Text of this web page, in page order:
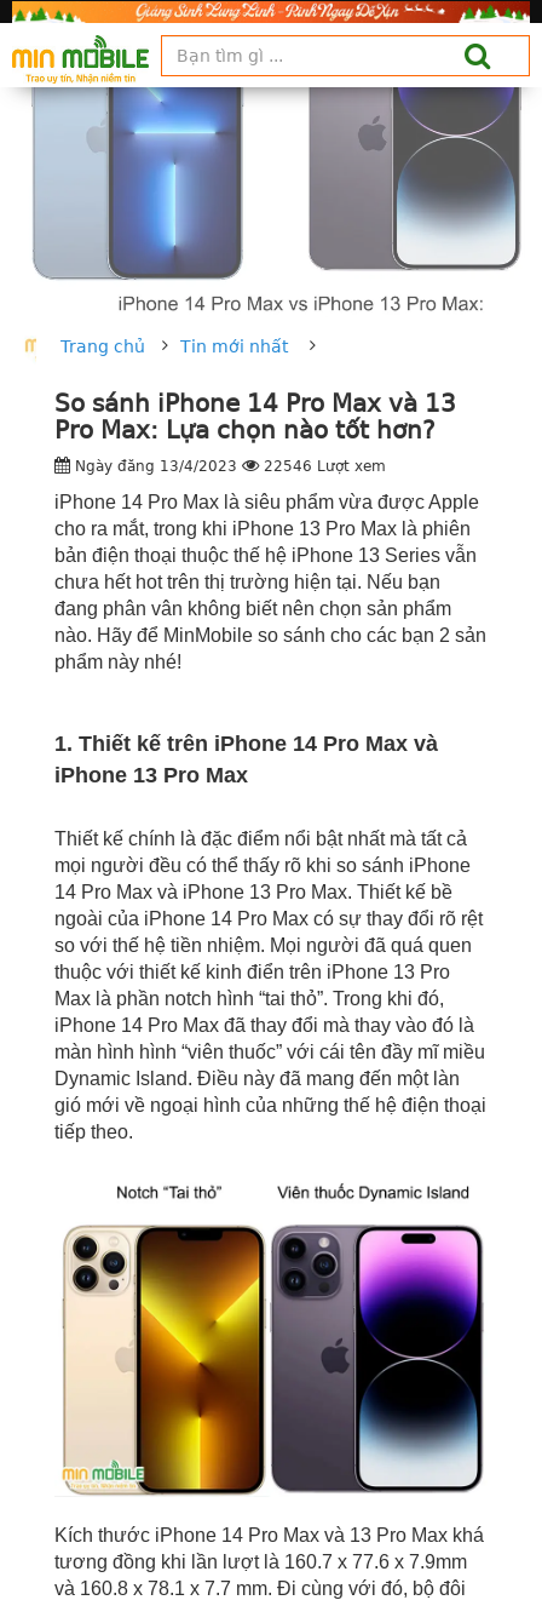
Trang chủ Tin mới nhất
So sánh iPhone 14 Pro Max và 13
Pro Max: Lựa chọn nào tốt hơn?
Ngày đăng 13/4/2023 22546 Lượt xem
iPhone 14 Pro Max là siêu phẩm vừa được Apple
cho ra mắt, trong khi iPhone 13 Pro Max là phiên
bản điện thoại thuộc thế hệ iPhone 13 Series vẫn
chưa hết hot trên thị trường hiện tại. Nếu bạn
đang phân vân không biết nên chọn sản phẩm
nào. Hãy để MinMobile so sánh cho các bạn 2 sản
phẩm này nhé!
1. Thiết kế trên iPhone 14 Pro Max và
iPhone 13 Pro Max
Thiết kế chính là đặc điểm nổi bật nhất mà tất cả
mọi người đều có thể thấy rõ khi so sánh iPhone
14 Pro Max và iPhone 13 Pro Max. Thiết kế bề
ngoài của iPhone 14 Pro Max có sự thay đổi rõ rệt
so với thế hệ tiền nhiệm. Mọi người đã quá quen
thuộc với thiết kế kinh điển trên iPhone 13 Pro
Max là phần notch hình “tai thỏ”. Trong khi đó,
iPhone 14 Pro Max đã thay đổi mà thay vào đó là
màn hình hình “viên thuốc” với cái tên đầy mĩ miều
Dynamic Island. Điều này đã mang đến một làn
gió mới về ngoại hình của những thế hệ điện thoại
tiếp theo.
Kích thước iPhone 14 Pro Max và 13 Pro Max khá
tương đồng khi lần lượt là 160.7 x 77.6 x 7.9mm
và 160.8 x 78.1 x 7.7 mm. Đi cùng với đó, bộ đôi